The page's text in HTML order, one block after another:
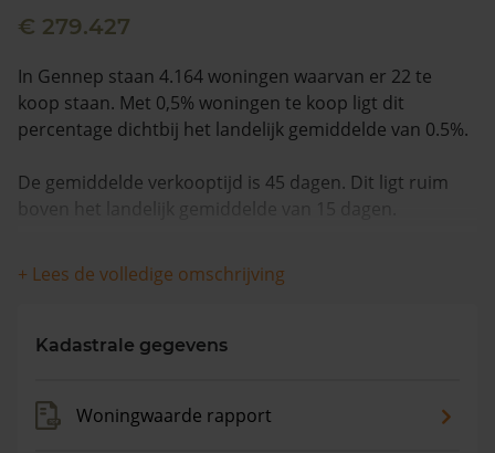
€ 279.427
In Gennep staan 4.164 woningen waarvan er 22 te
koop staan. Met 0,5% woningen te koop ligt dit
percentage dichtbij het landelijk gemiddelde van 0.5%.
De gemiddelde verkooptijd is 45 dagen. Dit ligt ruim
boven het landelijk gemiddelde van 15 dagen.
Wanneer we naar de laatste 12 maanden kijken
worden appartementen gemiddeld voor €344.500
gemiddelde vraagprijs is €422.386. In de afgelopen 12
+ Lees de volledige omschrijving
Kadastrale gegevens
Woningwaarde rapport